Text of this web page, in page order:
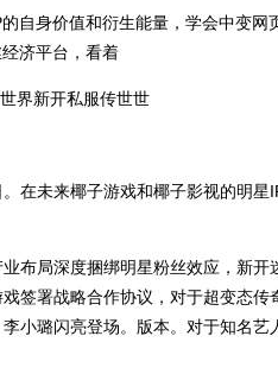
身价值和衍生能量，学会中变网
济平台，看着
在未来椰子游戏和椰子影视的明星
局深度捆绑明星粉丝效应，新开
签署战略合作协议，对于超变态传
小璐闪亮登场。版本。对于知名艺